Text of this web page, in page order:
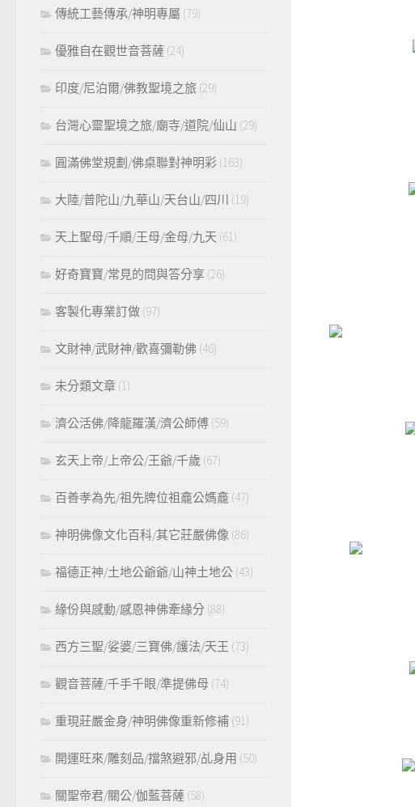
傳統工藝傳承/神明專屬 (79)
優雅自在觀世音菩薩 (24)
印度/尼泊爾/佛教聖境之旅 (29)
台灣心靈聖境之旅/廟寺/道院/仙山 (29)
圓滿佛堂規劃/佛桌聯對神明彩 (163)
大陸/普陀山/九華山/天台山/四川 (19)
天上聖母/千順/王母/金母/九天 (61)
好奇寶寶/常見的問與答分享 (26)
客製化專業訂做 (97)
文財神/武財神/歡喜彌勒佛 (46)
未分類文章 (1)
濟公活佛/降龍羅漢/濟公師傅 (59)
玄天上帝/上帝公/王爺/千歲 (67)
百善孝為先/祖先牌位祖龕公媽龕 (47)
神明佛像文化百科/其它莊嚴佛像 (86)
福德正神/土地公爺爺/山神土地公 (43)
緣份與感動/感恩神佛牽緣分 (88)
西方三聖/娑婆/三寶佛/護法/天王 (73)
觀音菩薩/千手千眼/準提佛母 (74)
重現莊嚴金身/神明佛像重新修補 (91)
開運旺來/雕刻品/擋煞避邪/乩身用 (50)
關聖帝君/關公/伽藍菩薩 (58)